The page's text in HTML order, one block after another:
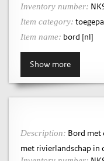
Inventory number:
Item category:
Item name: bord [nl]
Show more
Description: Bord met
met rivierlandschap in